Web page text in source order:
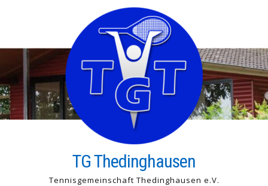
TG Thedinghausen
Tennisgemeinschaft Thedinghausen e.V.